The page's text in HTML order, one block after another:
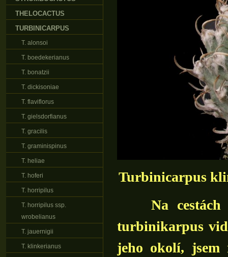
Turbinicarpus
Na cestách
turbinikarpus
jeho okolí, jsem
THELOCACTUS
TURBINICARPUS
T. alonsoi
T. boedekerianus
T. bonatzii
T. dickisoniae
T. flaviflorus
T. gielsdorfianus
T. gracilis
T. graminispinus
T. heliae
T. hoferi
T. horripilus
T. horripilus ssp.
wrobelianus
T. jauernigii
T. klinkerianus